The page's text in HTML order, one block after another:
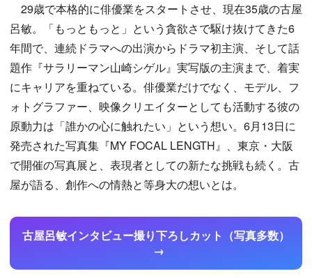
29歳で本格的に俳優業をスタートさせ、現在35歳の古屋
呂敏。「もっともっと」という貪欲さで駆け抜けてきた6
年間で、連続ドラマへの出演からドラマ初主演、そして話
題作『サラリーマン山崎シゲル』実写版の主演まで、着実
にキャリアを重ねている。俳優業だけでなく、モデル、フ
ォトグラファー、映像クリエイターとしても活動する彼の
原動力は「誰かの心に触れたい」という想い。6月13日に
発売された写真集『MY FOCAL LENGTH』、東京・大阪
で開催の写真展と、表現者としての新たな挑戦も続く。古
屋が語る、創作への情熱と等身大の想いとは。
古屋呂敏インタビュー撮り下ろしカット（写真多数）